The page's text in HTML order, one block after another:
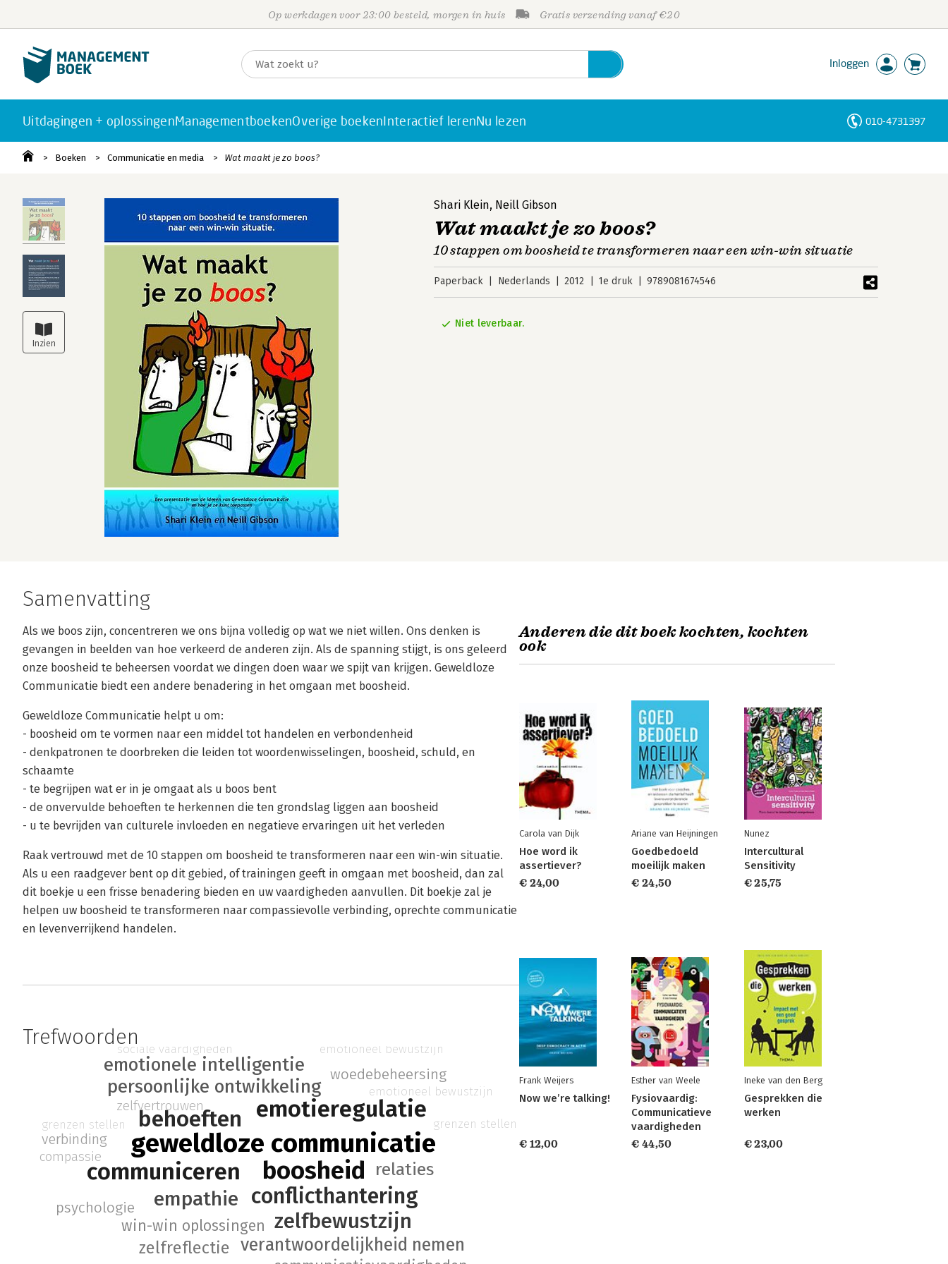
Op werkdagen voor 23:00 besteld, morgen in huis Gratis verzending vanaf €20
Inloggen
Uitdagingen + oplossingenManagementboekenOverige boekenInteractief lerenNu lezen 010-4731397
Boeken Communicatie en media Wat maakt je zo boos?
Shari Klein, Neill Gibson
Wat maakt je zo boos?
10 stappen om boosheid te transformeren naar een win-win situatie
Paperback Nederlands 2012 1e druk 9789081674546
Niet leverbaar.
Samenvatting
Als we boos zijn, concentreren we ons bijna volledig op wat we niet willen. Ons denken is
gevangen in beelden van hoe verkeerd de anderen zijn. Als de spanning stijgt, is ons geleerd
onze boosheid te beheersen voordat we dingen doen waar we spijt van krijgen. Geweldloze
Communicatie biedt een andere benadering in het omgaan met boosheid.
Geweldloze Communicatie helpt u om:
- boosheid om te vormen naar een middel tot handelen en verbondenheid
- denkpatronen te doorbreken die leiden tot woordenwisselingen, boosheid, schuld, en
schaamte
- te begrijpen wat er in je omgaat als u boos bent
- de onvervulde behoeften te herkennen die ten grondslag liggen aan boosheid
- u te bevrijden van culturele invloeden en negatieve ervaringen uit het verleden
Raak vertrouwd met de 10 stappen om boosheid te transformeren naar een win-win situatie.
Als u een raadgever bent op dit gebied, of trainingen geeft in omgaan met boosheid, dan zal
dit boekje u een frisse benadering bieden en uw vaardigheden aanvullen. Dit boekje zal je
helpen uw boosheid te transformeren naar compassievolle verbinding, oprechte communicatie
en levenverrijkend handelen.
Trefwoorden
geweldloze communicatie
boosheid
conflicthantering
communiceren
behoeften emotieregulatie
zelfbewustzijn
empathie
persoonlijke ontwikkeling
verantwoordelijkheid nemen
emotionele intelligentie
win-win oplossingen
relaties
zelfreflectie
psychologie
woedebeheersing
zelfvertrouwen
compassie
verbinding
grenzen stellen
emotioneel bewustzijn
sociale vaardigheden
grenzen stellen
emotioneel bewustzijn
Anderen die dit boek kochten, kochten
ook
Carola van Dijk
Hoe word ik
assertiever?
€ 24,00
Ariane van Heijningen
Goedbedoeld
moeilijk maken
€ 24,50
Nunez
Intercultural
Sensitivity
€ 25,75
Frank Weijers
Now we’re talking!
€ 12,00
Esther van Weele
Fysiovaardig:
Communicatieve
vaardigheden
€ 44,50
Ineke van den Berg
Gesprekken die
werken
€ 23,00
Personen